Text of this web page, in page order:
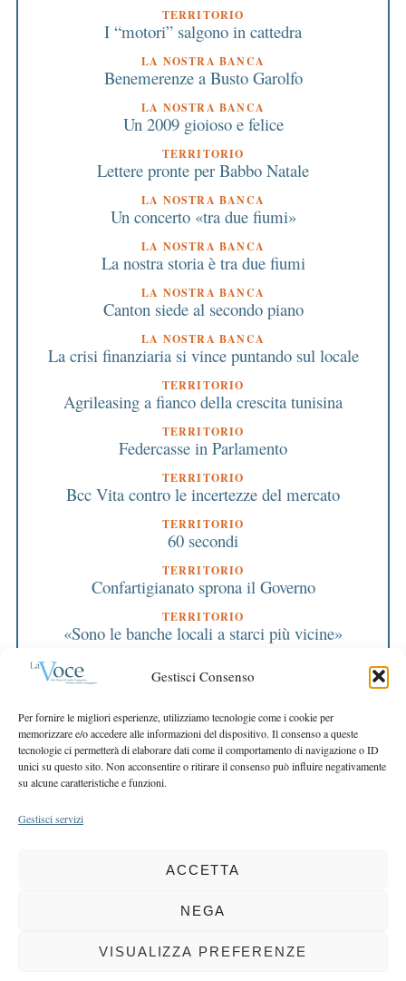
Gestisci Consenso
Per fornire le migliori esperienze, utilizziamo tecnologie come i cookie per
memorizzare e/o accedere alle informazioni del dispositivo. Il consenso a queste
tecnologie ci permetterà di elaborare dati come il comportamento di navigazione o ID
unici su questo sito. Non acconsentire o ritirare il consenso può influire negativamente
su alcune caratteristiche e funzioni.
Gestisci servizi
ACCETTA
NEGA
VISUALIZZA PREFERENZE
TERRITORIO
I “motori” salgono in cattedra
LA NOSTRA BANCA
Benemerenze a Busto Garolfo
LA NOSTRA BANCA
Un 2009 gioioso e felice
TERRITORIO
Lettere pronte per Babbo Natale
LA NOSTRA BANCA
Un concerto «tra due fiumi»
LA NOSTRA BANCA
La nostra storia è tra due fiumi
LA NOSTRA BANCA
Canton siede al secondo piano
LA NOSTRA BANCA
La crisi finanziaria si vince puntando sul locale
TERRITORIO
Agrileasing a fianco della crescita tunisina
TERRITORIO
Federcasse in Parlamento
TERRITORIO
Bcc Vita contro le incertezze del mercato
TERRITORIO
60 secondi
TERRITORIO
Confartigianato sprona il Governo
TERRITORIO
«Sono le banche locali a starci più vicine»
Giovani Industriali
La nostra missione: concretezza e fiducia
EDITORIALE PRESIDENTE
Il sistema cooperativo vince la crisi globale
COPYRIGHT 2025 LA VOCE |PRIVACY
BCC DI BUSTO GAROLFO E BUGUGGIATE